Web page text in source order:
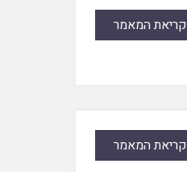
קריאת המאמר
קריאת המאמר